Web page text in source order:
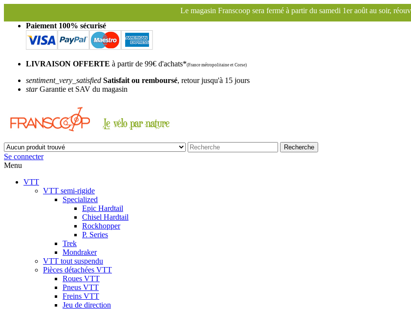
Le magasin Franscoop sera fermé à partir du samedi 1er août au soir, réouverture le mardi 1er
Paiement 100% sécurisé
LIVRAISON OFFERTE à partir de 99€ d'achats*(France métropolitaine et Corse)
sentiment_very_satisfied Satisfait ou remboursé, retour jusqu'à 15 jours
starGarantie et SAV du magasin
Recherche
Se connecter
Menu
VTT
VTT semi-rigide
Specialized
Epic Hardtail
Chisel Hardtail
Rockhopper
P. Series
Trek
Mondraker
VTT tout suspendu
Pièces détachées VTT
Roues VTT
Pneus VTT
Freins VTT
Jeu de direction